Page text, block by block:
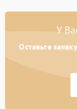
Замена платы
У
Оставьте